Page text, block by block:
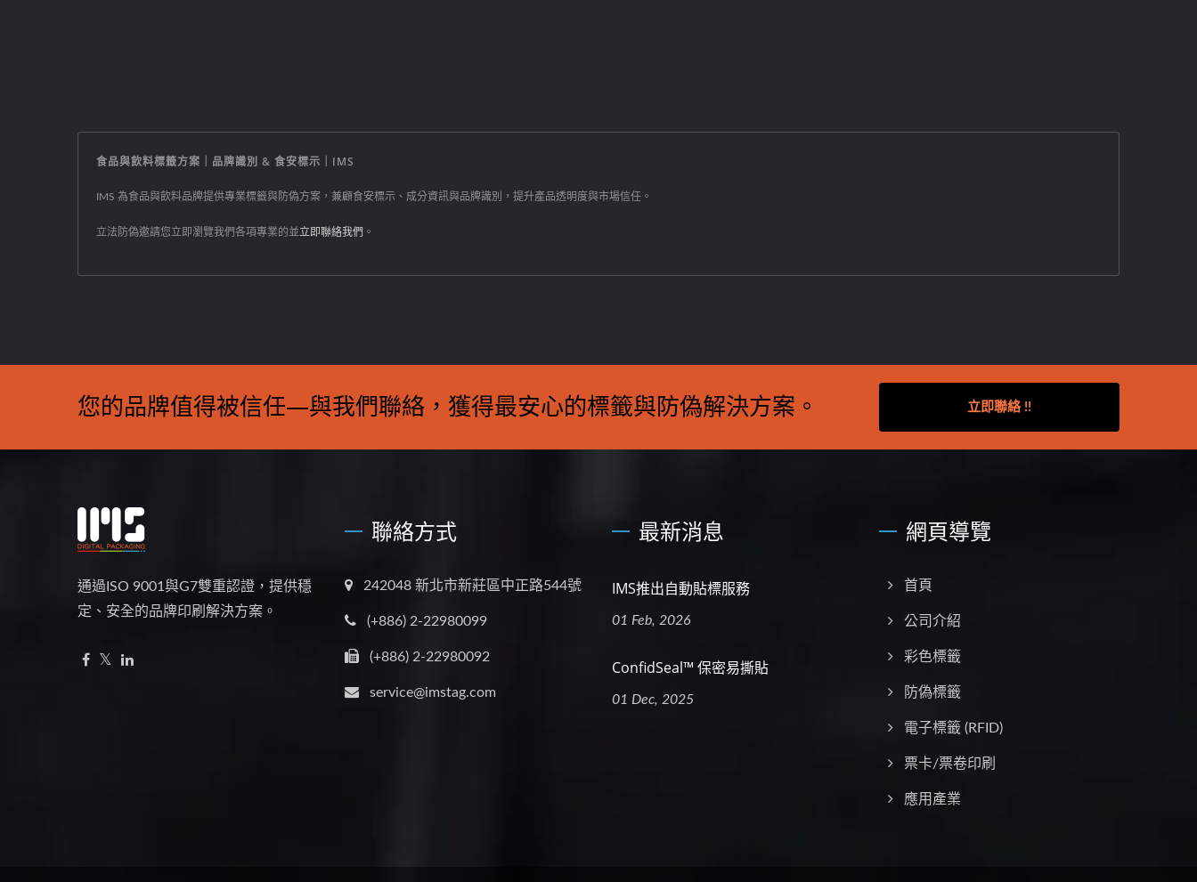
食品與飲料標籤方案｜品牌識別 & 食安標示｜IMS
IMS 為食品與飲料品牌提供專業標籤與防偽方案，兼顧食安標示、成分資訊與品牌識別，提升產品透明度與市場信任。
立法防偽邀請您立即瀏覽我們各項專業的並立即聯絡我們 。
您的品牌值得被信任—與我們聯絡，獲得最安心的標籤與防偽解決方案。 立即聯絡 !!
通過ISO 9001與G7雙重認證，提供穩
定、安全的品牌印刷解決方案。
聯絡方式
242048 新北市新莊區中正路544號
(+886) 2-22980099
(+886) 2-22980092
service@imstag.com
最新消息
IMS推出自動貼標服務
01 Feb, 2026
ConfidSeal™ 保密易撕貼
01 Dec, 2025
網頁導覽
首頁
公司介紹
彩⾊標籤
防偽標籤
電子標籤 (RFID)
票卡/票卷印刷
應⽤產業